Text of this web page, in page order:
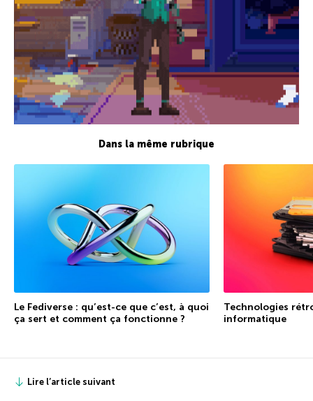
Dans la même rubrique
Le Fediverse : qu’est-ce que c’est, à quoi
ça sert et comment ça fonctionne ?
Technologies
informatique
Lire l’article suivant